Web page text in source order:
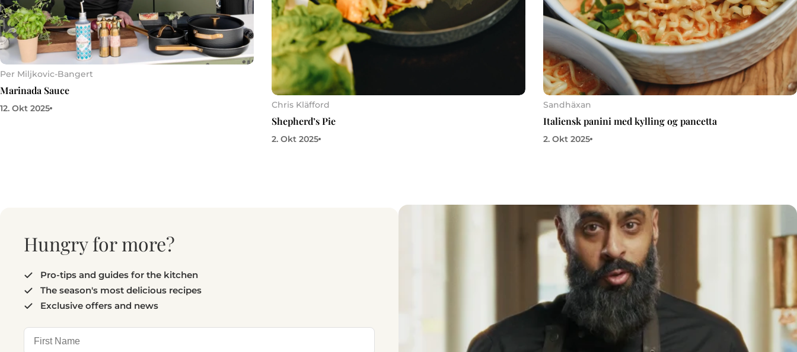
Per Miljkovic-Bangert
Marinada Sauce
12. Okt 2025 Chris Kläfford
Shepherd’s Pie
2. Okt 2025
Sandhäxan
Italiensk panini med kylling og pancetta
2. Okt 2025
Hungry for more?
Pro-tips and guides for the kitchen
The season's most delicious recipes
Exclusive offers and news